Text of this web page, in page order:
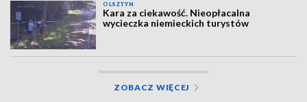
OLSZTYN
Kara za ciekawość. Nieopłacalna
wycieczka niemieckich turystów
ZOBACZ WIĘCEJ